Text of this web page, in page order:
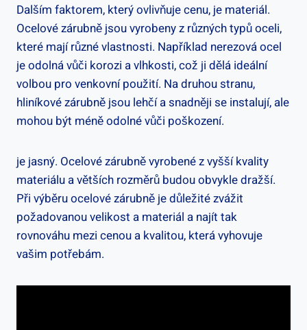
Dalším faktorem, který ovlivňuje cenu, je materiál.
Ocelové zárubně jsou vyrobeny z různých typů oceli,
které mají různé vlastnosti. Například nerezová ocel
je odolná vůči korozi a vlhkosti, což ji dělá ideální
volbou pro venkovní použití. Na druhou stranu,
hliníkové zárubně jsou lehčí a snadněji se instalují, ale
mohou být méně odolné vůči poškození.
je jasný. Ocelové zárubně vyrobené z vyšší kvality
materiálu a větších rozměrů budou obvykle dražší.
Při výběru ocelové zárubně je důležité zvážit
požadovanou velikost a materiál a najít tak
rovnováhu mezi cenou a kvalitou, která vyhovuje
vašim potřebám.